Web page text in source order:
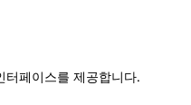
터페이스를 제공합니다.